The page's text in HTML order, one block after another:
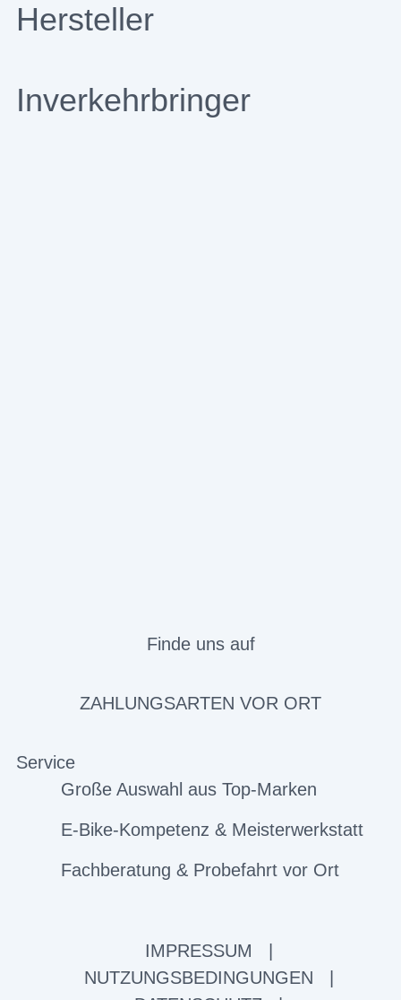
Hersteller
Inverkehrbringer
Finde uns auf
ZAHLUNGSARTEN VOR ORT
Service
Große Auswahl aus Top-Marken
E-Bike-Kompetenz & Meisterwerkstatt
Fachberatung & Probefahrt vor Ort
IMPRESSUM
NUTZUNGSBEDINGUNGEN